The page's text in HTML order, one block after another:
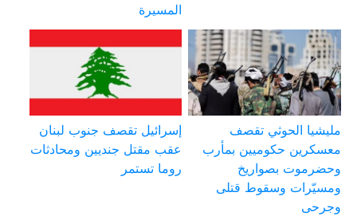
المسيرة
مليشيا الحوثي تقصف
معسكرين حكوميين بمأرب
وحضرموت بصواريخ
ومسيّرات وسقوط قتلى
وجرحى
إسرائيل تقصف جنوب لبنان
عقب مقتل جنديين ومحادثات
روما تستمر